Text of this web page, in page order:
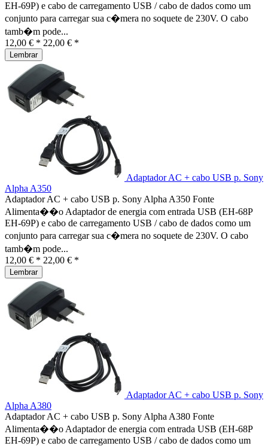
EH-69P) e cabo de carregamento USB / cabo de dados como um
conjunto para carregar sua c�mera no soquete de 230V. O cabo
tamb�m pode...
12,00 € * 22,00 € *
Lembrar
Adaptador AC + cabo USB p. Sony
Alpha A350
Adaptador AC + cabo USB p. Sony Alpha A350 Fonte
Alimenta��o Adaptador de energia com entrada USB (EH-68P
EH-69P) e cabo de carregamento USB / cabo de dados como um
conjunto para carregar sua c�mera no soquete de 230V. O cabo
tamb�m pode...
12,00 € * 22,00 € *
Lembrar
Adaptador AC + cabo USB p. Sony
Alpha A380
Adaptador AC + cabo USB p. Sony Alpha A380 Fonte
Alimenta��o Adaptador de energia com entrada USB (EH-68P
EH-69P) e cabo de carregamento USB / cabo de dados como um